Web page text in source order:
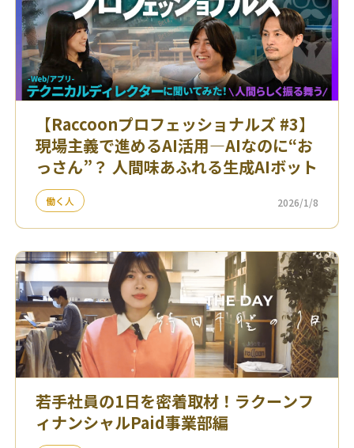
【Raccoonプロフェッショナルズ #3】
現場主義で進めるAI活用—AIなのに“お
っさん”？ 人間味あふれる生成AIボット
働く人 2026/1/8
若手社員の1日を密着取材！ラクーンフ
ィナンシャルPaid事業部編